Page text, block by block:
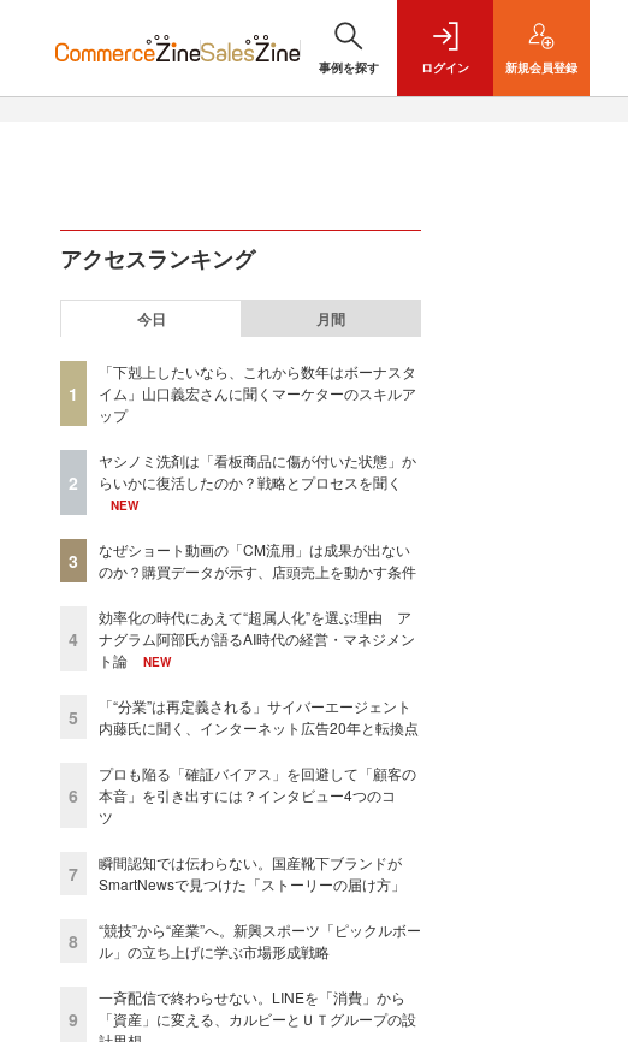
事例を探す ログイン 新規会員登録
アクセスランキング
今日 月間
1
「下剋上したいなら、これから数年はボーナスタ
イム」山口義宏さんに聞くマーケターのスキルア
ップ
2
ヤシノミ洗剤は「看板商品に傷が付いた状態」か
らいかに復活したのか？戦略とプロセスを聞く
NEW
3
なぜショート動画の「CM流用」は成果が出ない
のか？購買データが示す、店頭売上を動かす条件
4
効率化の時代にあえて“超属人化”を選ぶ理由 ア
ナグラム阿部氏が語るAI時代の経営・マネジメン
ト論
NEW
5
「“分業”は再定義される」サイバーエージェント
内藤氏に聞く、インターネット広告20年と転換点
6
プロも陥る「確証バイアス」を回避して「顧客の
本音」を引き出すには？インタビュー4つのコ
ツ
7
瞬間認知では伝わらない。国産靴下ブランドが
SmartNewsで見つけた「ストーリーの届け方」
8
“競技”から“産業”へ。新興スポーツ「ピックルボー
ル」の立ち上げに学ぶ市場形成戦略
9
一斉配信で終わらせない。LINEを「消費」から
「資産」に変える、カルビーとＵＴグループの設